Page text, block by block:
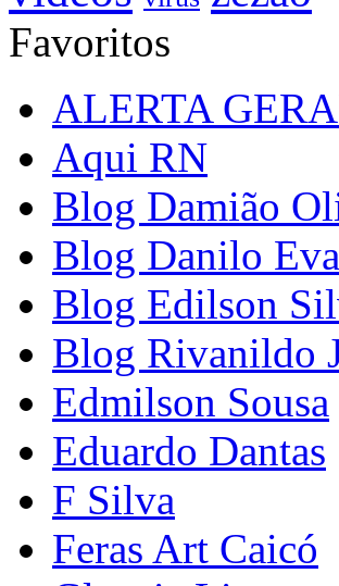
Favoritos
ALERTA
Aqui RN
Blog Damião
Blog Danilo
Blog Edilson
Blog Rivanildo
Edmilson Sousa
Eduardo Dantas
F Silva
Feras Art Caicó